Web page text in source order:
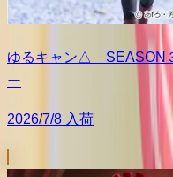
ゆるキャン△ SEASON
ー
2026/7/8 入荷